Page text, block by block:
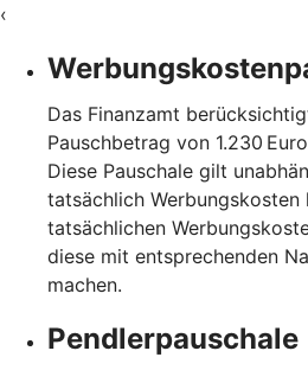
‹
Das Finanzamt
Pauschbetrag von 1.230
Diese Pauschale gilt
tatsächlich Werbungskosten
tatsächlichen
diese mit entsprechenden
machen.
Pendlerpauschale